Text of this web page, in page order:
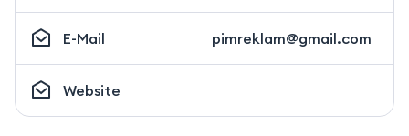
E-Mail pimreklam@gmail.com
Website